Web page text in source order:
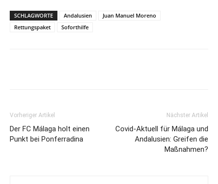
SCHLAGWORTE Andalusien
Juan Manuel Moreno
Rettungspaket
Soforthilfe
Vorheriger Artikel
Der FC Málaga holt einen
Punkt bei Ponferradina
Nächster Artikel
Covid-Aktuell für Málaga und
Andalusien: Greifen die
Maßnahmen?